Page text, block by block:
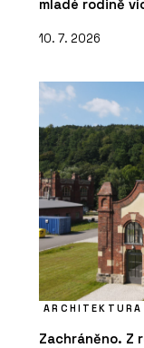
mladé rodině
10. 7. 2026
ARCHITEKTURA
Zachráněno. Z